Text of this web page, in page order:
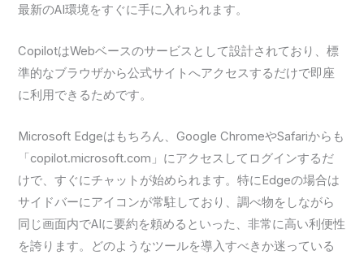
最新のAI環境をすぐに手に入れられます。
CopilotはWebベースのサービスとして設計されており、標
準的なブラウザから公式サイトへアクセスするだけで即座
に利用できるためです。
Microsoft Edgeはもちろん、Google ChromeやSafariからも
「copilot.microsoft.com」にアクセスしてログインするだ
けで、すぐにチャットが始められます。特にEdgeの場合は
サイドバーにアイコンが常駐しており、調べ物をしながら
同じ画面内でAIに要約を頼めるといった、非常に高い利便性
を誇ります。どのようなツールを導入すべきか迷っている